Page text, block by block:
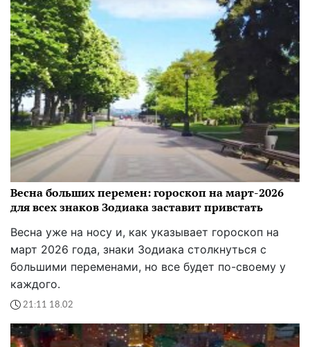
Весна больших перемен: гороскоп на март-2026
для всех знаков Зодиака заставит привстать
Весна уже на носу и, как указывает гороскоп на
март 2026 года, знаки Зодиака столкнуться с
большими переменами, но все будет по-своему у
каждого.
21:11 18.02